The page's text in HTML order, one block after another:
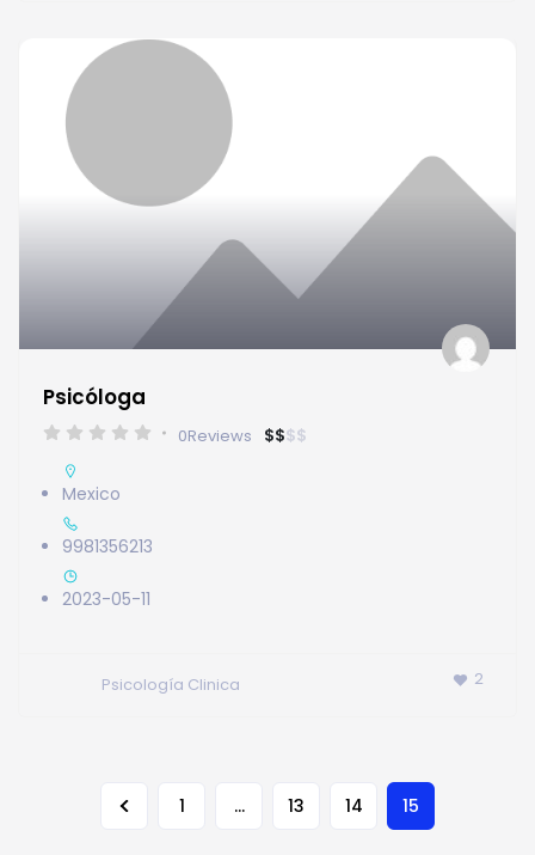
Psicóloga
0Reviews $$$$
Mexico
9981356213
2023-05-11
Psicología Clinica 2
1 … 13 14 15